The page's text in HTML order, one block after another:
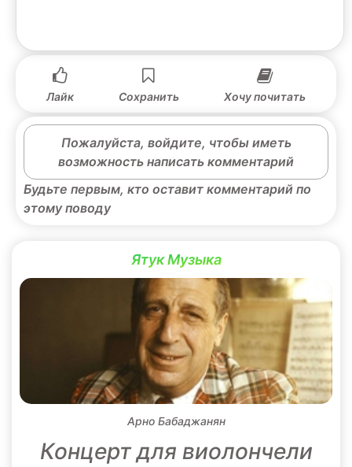
Лайк Сохранить Хочу почитать
Пожалуйста, войдите, чтобы иметь
возможность написать комментарий
Будьте первым, кто оставит комментарий по
этому поводу
Ятук Музыка
Арно Бабаджанян
Концерт для виолончели